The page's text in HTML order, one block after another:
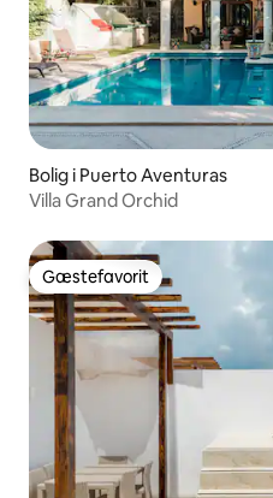
Bolig i Puerto Aventuras
Villa Grand Orchid
Gæstefavorit
Gæstefavorit